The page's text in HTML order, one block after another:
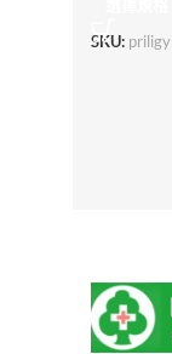
SKU: priligy